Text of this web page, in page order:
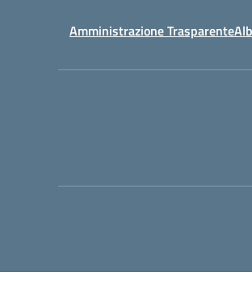
Amministrazione Trasparente